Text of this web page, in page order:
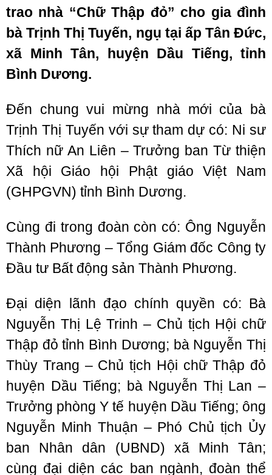
trao nhà “Chữ Thập đỏ” cho gia đình
bà Trịnh Thị Tuyến, ngụ tại ấp Tân Đức,
xã Minh Tân, huyện Dầu Tiếng, tỉnh
Bình Dương.
Đến chung vui mừng nhà mới của bà
Trịnh Thị Tuyến với sự tham dự có: Ni sư
Thích nữ An Liên – Trưởng ban Từ thiện
Xã hội Giáo hội Phật giáo Việt Nam
(GHPGVN) tỉnh Bình Dương.
Cùng đi trong đoàn còn có: Ông Nguyễn
Thành Phương – Tổng Giám đốc Công ty
Đầu tư Bất động sản Thành Phương.
Đại diện lãnh đạo chính quyền có: Bà
Nguyễn Thị Lệ Trinh – Chủ tịch Hội chữ
Thập đỏ tỉnh Bình Dương; bà Nguyễn Thị
Thùy Trang – Chủ tịch Hội chữ Thập đỏ
huyện Dầu Tiếng; bà Nguyễn Thị Lan –
Trưởng phòng Y tế huyện Dầu Tiếng; ông
Nguyễn Minh Thuận – Phó Chủ tịch Ủy
ban Nhân dân (UBND) xã Minh Tân;
cùng đại diện các ban ngành, đoàn thể